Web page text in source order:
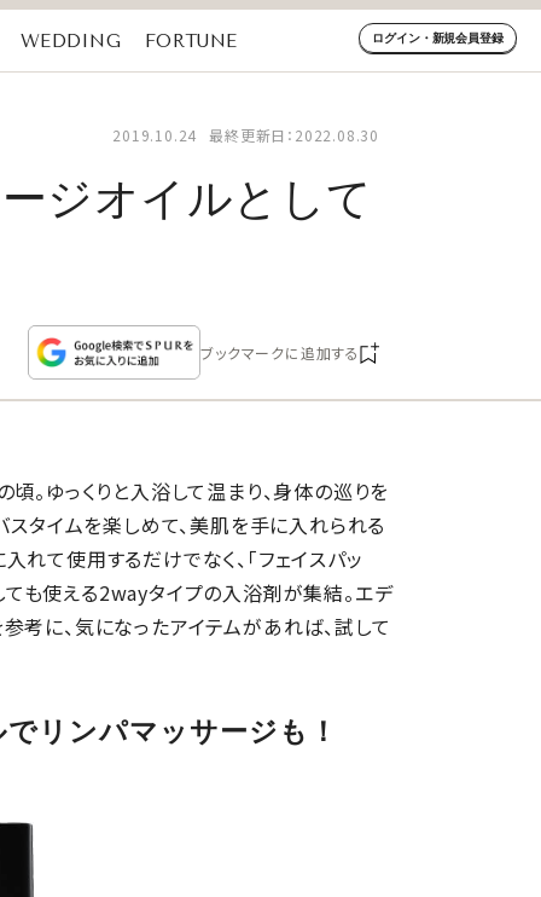
WEDDING
FORTUNE
ログイン・新規会員登録
2019.10.24 最終更新日：2022.08.30
ジオイルとして
ブックマークに追加する
。ゆっくりと入浴して温まり、身体の巡りを
スタイムを楽しめて、美肌を手に入れられる
れて使用するだけでなく、「フェイスパッ
ても使える2wayタイプの入浴剤が集結。エデ
考に、気になったアイテムがあれば、試して
でリンパマッサージも！